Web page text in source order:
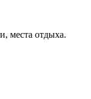
места отдыха.